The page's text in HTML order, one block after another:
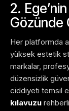
2.
Gözünde
Her platformda
yüksek estetik
markalar,
düzensizlik
ciddiyeti temsil
kılavuzu